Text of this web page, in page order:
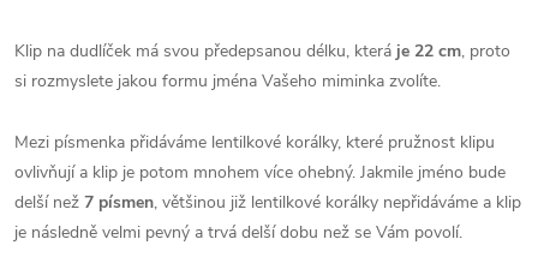
Klip na dudlíček má svou předepsanou délku, která je 22 cm, proto
si rozmyslete jakou formu jména Vašeho miminka zvolíte.
Mezi písmenka přidáváme lentilkové korálky, které pružnost klipu
ovlivňují a klip je potom mnohem více ohebný. Jakmile jméno bude
delší než 7 písmen, většinou již lentilkové korálky nepřidáváme a klip
je následně velmi pevný a trvá delší dobu než se Vám povolí.